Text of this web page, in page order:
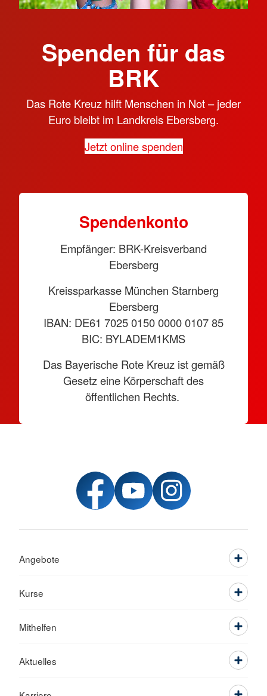
Spenden für das
BRK
Das Rote Kreuz hilft Menschen in Not – jeder
Euro bleibt im Landkreis Ebersberg.
Jetzt online spenden
Spendenkonto
Empfänger: BRK-Kreisverband
Ebersberg
Kreissparkasse München Starnberg
Ebersberg
IBAN: DE61 7025 0150 0000 0107 85
BIC: BYLADEM1KMS
Das Bayerische Rote Kreuz ist gemäß
Gesetz eine Körperschaft des
öffentlichen Rechts.
Angebote
Kurse
Mithelfen
Aktuelles